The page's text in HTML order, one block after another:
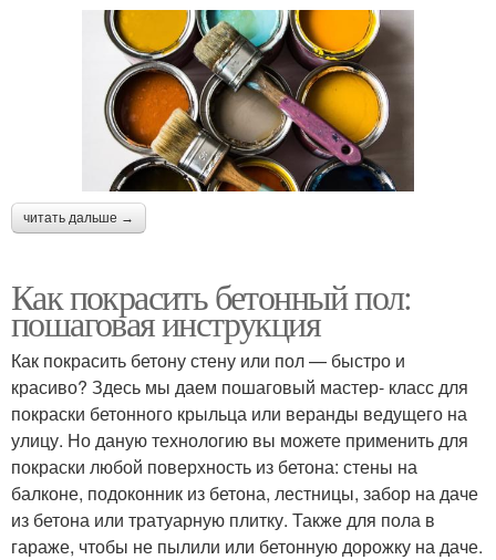
читать дальше →
Как покрасить бетонный пол:
пошаговая инструкция
Как покрасить бетону стену или пол — быстро и
красиво? Здесь мы даем пошаговый мастер- класс для
покраски бетонного крыльца или веранды ведущего на
улицу. Но даную технологию вы можете применить для
покраски любой поверхность из бетона: стены на
балконе, подоконник из бетона, лестницы, забор на даче
из бетона или тратуарную плитку. Также для пола в
гараже, чтобы не пылили или бетонную дорожку на даче.